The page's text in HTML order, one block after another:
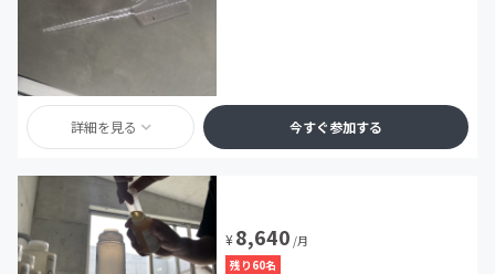
詳細を見る 今すぐ参加する
¥8,640 /月
残り60名